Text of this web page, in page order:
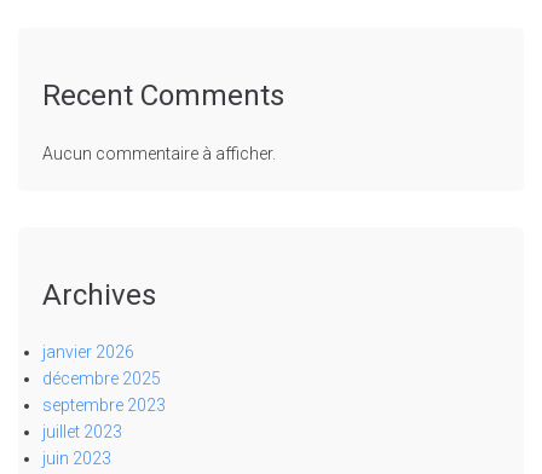
Recent Comments
Aucun commentaire à afficher.
Archives
janvier 2026
décembre 2025
septembre 2023
juillet 2023
juin 2023